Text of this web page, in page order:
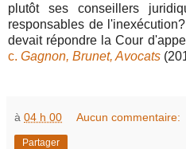
plutôt ses conseillers
responsables de
devait répondre la Cour
c. Gagnon, Brunet, Avocats
à 04 h 00 Aucun commentaire:
Partager